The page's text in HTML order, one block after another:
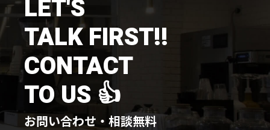
はじめての方
店舗内装工事.comの強み
施工までの流れ
コラムを読む
お客様のこえ
LET'S
TALK FIRST!!
CONTACT
TO US 👍
お問い合わせ・相談無料